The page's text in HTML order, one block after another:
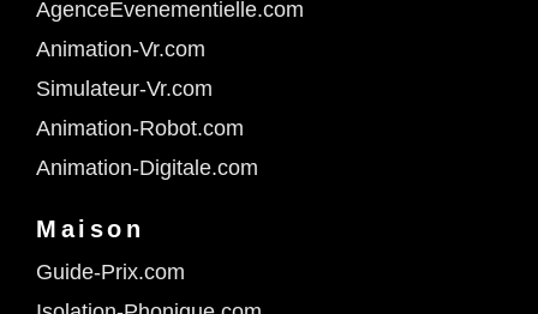
AgenceEvenementielle.com
Animation-Vr.com
Simulateur-Vr.com
Animation-Robot.com
Animation-Digitale.com
Maison
Guide-Prix.com